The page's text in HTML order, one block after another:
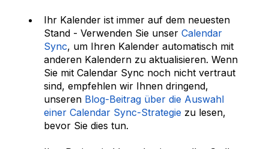
Ihr Kalender ist immer auf dem neuesten
Stand - Verwenden Sie unser Calendar
Sync, um Ihren Kalender automatisch mit
anderen Kalendern zu aktualisieren. Wenn
Sie mit Calendar Sync noch nicht vertraut
sind, empfehlen wir Ihnen dringend,
unseren Blog-Beitrag über die Auswahl
einer Calendar Sync-Strategie zu lesen,
bevor Sie dies tun.